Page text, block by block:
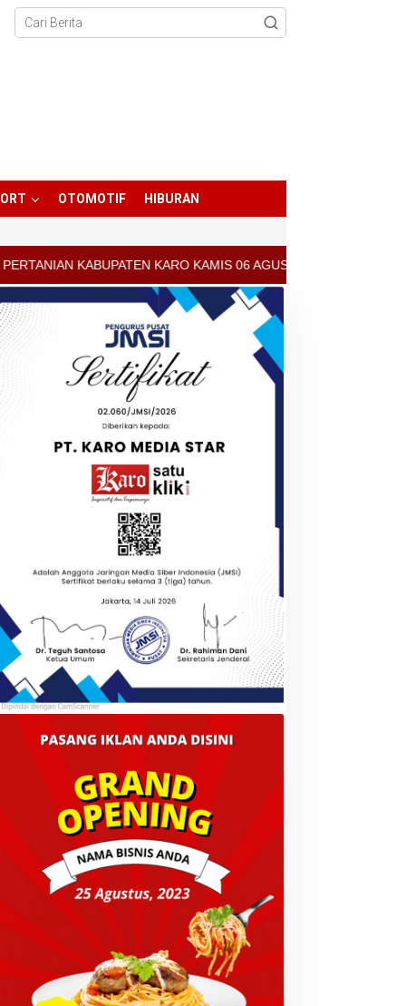
OTOMOTIF HIBURAN
KARO KAMIS 06 AGUSTUS 2026 - ARCIS BERASTAGI :